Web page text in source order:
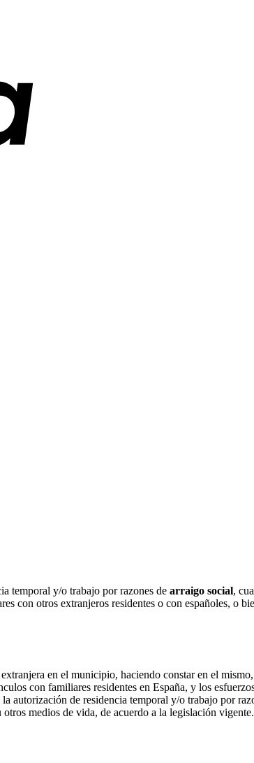
temporal y/o trabajo por razones de arraigo social,
con otros extranjeros residentes o con españoles, o
en el municipio, haciendo constar en el
con familiares residentes en España, y los
autorización de residencia temporal y/o trabajo por
medios de vida, de acuerdo a la legislación vigente.